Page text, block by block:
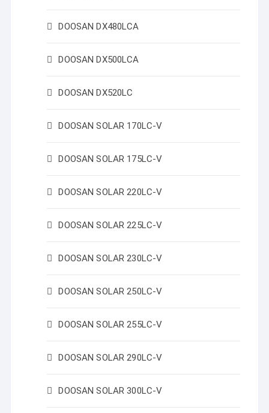
DOOSAN DX480LCA
DOOSAN DX500LCA
DOOSAN DX520LC
DOOSAN SOLAR 170LC-V
DOOSAN SOLAR 175LC-V
DOOSAN SOLAR 220LC-V
DOOSAN SOLAR 225LC-V
DOOSAN SOLAR 230LC-V
DOOSAN SOLAR 250LC-V
DOOSAN SOLAR 255LC-V
DOOSAN SOLAR 290LC-V
DOOSAN SOLAR 300LC-V